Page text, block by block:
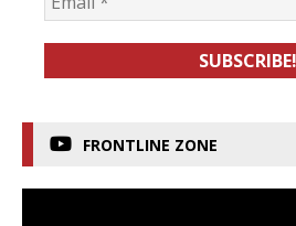
FRONTLINE ZONE